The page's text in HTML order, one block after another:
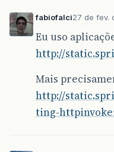
fabiofalci27 de fev.
Eu uso
http://
Mais
http://
ting-